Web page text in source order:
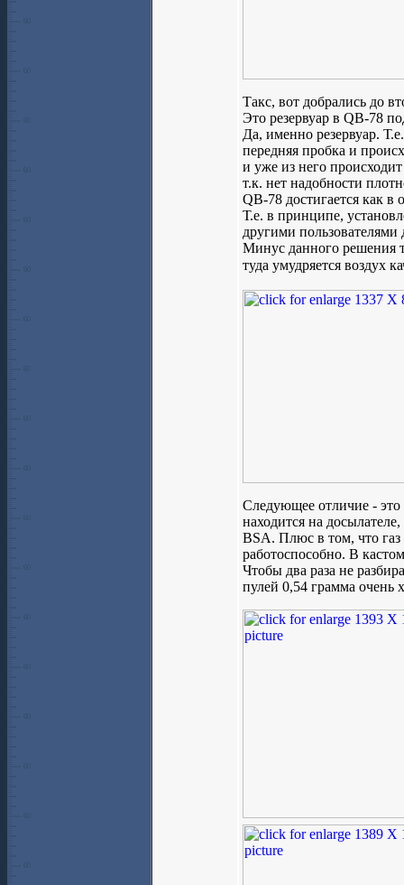
Такс, вот добрались до
Это резервуар в QB-78
Да, именно резервуар.
передняя пробка и
и уже из него
т.к. нет надобности
QB-78 достигается как
Т.е. в принципе,
другими пользователями
Минус данного решения
туда умудряется воздух
Следующее отличие - это
находится на
BSA. Плюс в том, что газ
работоспособно. В
Чтобы два раза не
пулей 0,54 грамма очень